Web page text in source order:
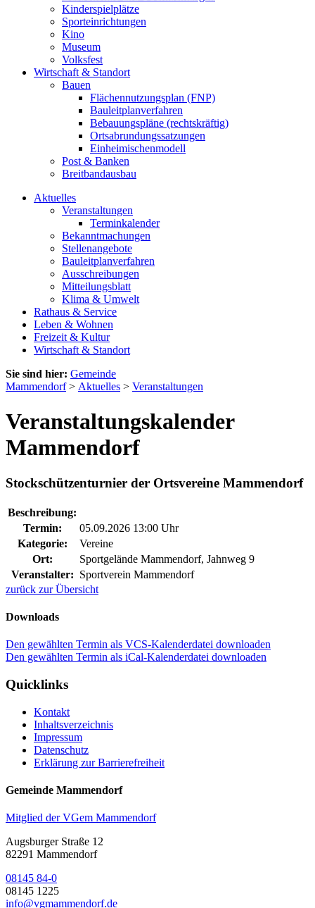
Kinderspielplätze
Sporteinrichtungen
Kino
Museum
Volksfest
Wirtschaft & Standort
Bauen
Flächennutzungsplan (FNP)
Bauleitplanverfahren
Bebauungspläne (rechtskräftig)
Ortsabrundungssatzungen
Einheimischenmodell
Post & Banken
Breitbandausbau
Aktuelles
Veranstaltungen
Terminkalender
Bekanntmachungen
Stellenangebote
Bauleitplanverfahren
Ausschreibungen
Mitteilungsblatt
Klima & Umwelt
Rathaus & Service
Leben & Wohnen
Freizeit & Kultur
Wirtschaft & Standort
Sie sind hier: Gemeinde
Mammendorf> Aktuelles > Veranstaltungen
Veranstaltungskalender
Mammendorf
Stockschützenturnier der Ortsvereine Mammendorf
Beschreibung:
Termin:
05.09.2026 13:00 Uhr
Kategorie:
Vereine
Ort:
Sportgelände Mammendorf, Jahnweg 9
Veranstalter: Sportverein Mammendorf
zurück zur Übersicht
Downloads
Den gewählten Termin als VCS-Kalenderdatei downloaden
Den gewählten Termin als iCal-Kalenderdatei downloaden
Quicklinks
Kontakt
Inhaltsverzeichnis
Impressum
Datenschutz
Erklärung zur Barrierefreiheit
Gemeinde Mammendorf
Mitglied der VGem Mammendorf
Augsburger Straße 12
82291 Mammendorf
08145 84-0
08145 1225
info@vgmammendorf.de